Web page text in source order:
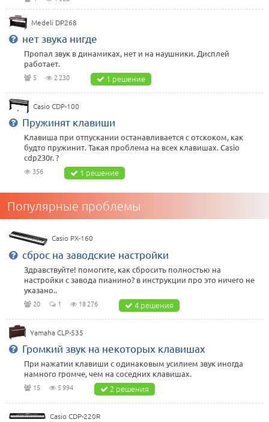
Medeli DP268
нет звука нигде
Пропал звук в динамиках, нет и на наушники. Дисплей
работает.
5 2 230 1 решение
Casio CDP-100
Пружинят клавиши
Клавиша при отпускании останавливается с отскоком, как
будто пружинит. Такая проблема на всех клавишах. Casio
cdp230r. ?
356 1 решение
Популярные проблемы
Casio PX-160
сброс на заводские настройки
Здравствуйте! помогите, как сбросить полностью на
настройки с завода пианино? в инструкции про это ничего не
указано..
20 1 18 276 4 решения
Yamaha CLP-535
Громкий звук на некоторых клавишах
При нажатии клавиши с одинаковым усилием звук иногда
намного громче, чем на соседних клавишах.
15 5 994 2 решения
Casio CDP-220R